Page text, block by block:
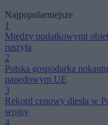
Najpopularniejsze
1
Między podatkowymi
ruszyła
2
Polska gospodarka
napędowym UE
3
Rekord cenowy diesla w
wojny
4